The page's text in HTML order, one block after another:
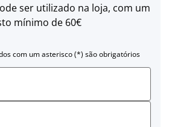
ser utilizado na loja, com um
mínimo de 60€
com um asterisco (*) são obrigatórios